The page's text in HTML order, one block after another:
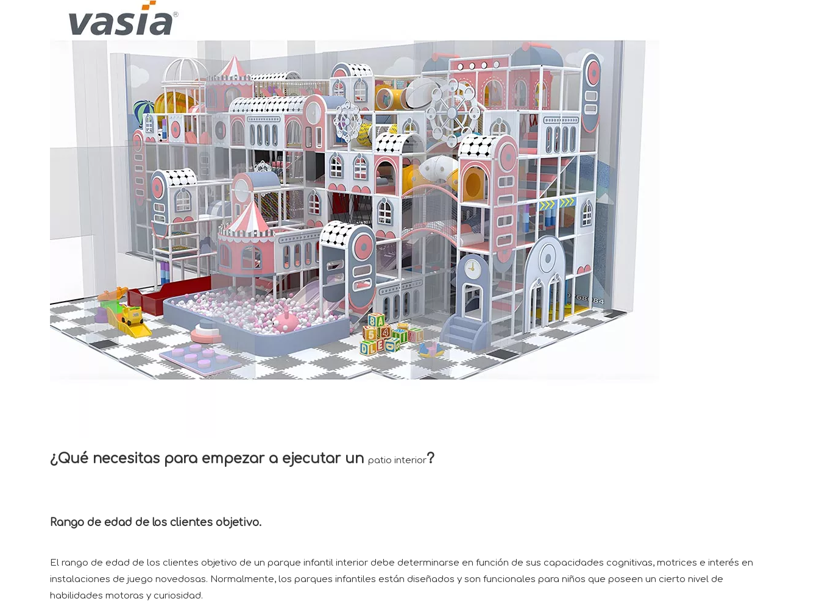
¿Qué necesitas para empezar a ejecutar un patio interior?
Rango de edad de los clientes objetivo.
El rango de edad de los clientes objetivo de un parque infantil interior debe determinarse en función de sus capacidades cognitivas, motrices e interés en
instalaciones de juego novedosas. Normalmente, los parques infantiles están diseñados y son funcionales para niños que poseen un cierto nivel de
habilidades motoras y curiosidad.